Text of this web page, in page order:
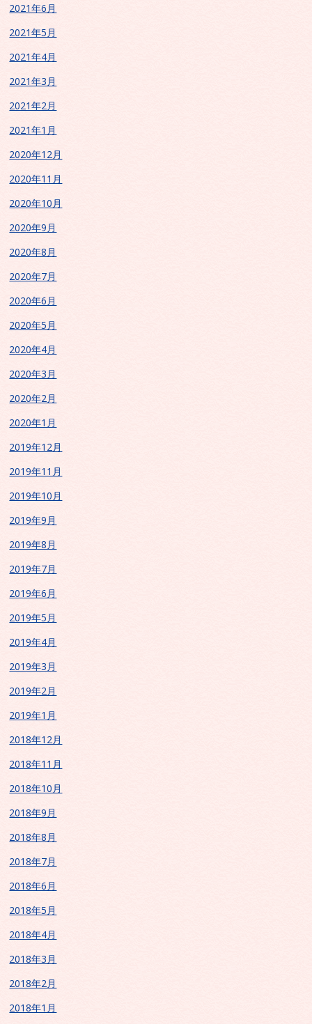
2021年6月
2021年5月
2021年4月
2021年3月
2021年2月
2021年1月
2020年12月
2020年11月
2020年10月
2020年9月
2020年8月
2020年7月
2020年6月
2020年5月
2020年4月
2020年3月
2020年2月
2020年1月
2019年12月
2019年11月
2019年10月
2019年9月
2019年8月
2019年7月
2019年6月
2019年5月
2019年4月
2019年3月
2019年2月
2019年1月
2018年12月
2018年11月
2018年10月
2018年9月
2018年8月
2018年7月
2018年6月
2018年5月
2018年4月
2018年3月
2018年2月
2018年1月